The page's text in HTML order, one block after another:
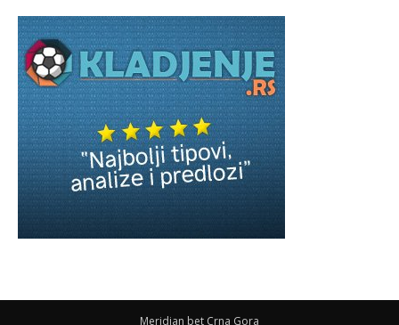
Meridian bet Crna Gora